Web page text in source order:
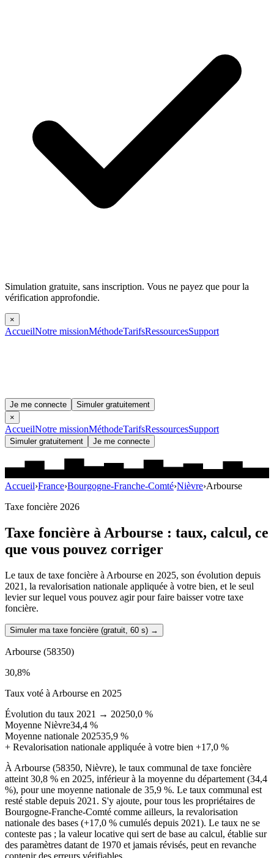
Simulation gratuite, sans inscription. Vous ne payez que pour la
vérification approfondie.
×
AccueilNotre missionMéthodeTarifsRessourcesSupport
Je me connecte
Simuler gratuitement
×
AccueilNotre missionMéthodeTarifsRessourcesSupport
Simuler gratuitement Je me connecte
Accueil›France›Bourgogne-Franche-Comté›Nièvre›Arbourse
Taxe foncière 2026
Taxe foncière àArbourse : taux, calcul, ce
que vous pouvez corriger
Le taux de taxe foncière à Arbourse en 2025, son évolution depuis
2021, la revalorisation nationale appliquée à votre bien, et le seul
levier sur lequel vous pouvez agir pour faire baisser votre taxe
foncière.
Simuler ma taxe foncière (gratuit, 60 s) →
Arbourse (58350)
30,8%
Taux voté à Arbourse en 2025
Évolution du taux 2021 → 20250,0 %
Moyenne Nièvre34,4 %
Moyenne nationale 202535,9 %
+ Revalorisation nationale appliquée à votre bien +17,0 %
À Arbourse (58350, Nièvre), le taux communal de taxe foncière
atteint 30,8 % en 2025, inférieur à la moyenne du département (34,4
%), pour une moyenne nationale de 35,9 %. Le taux communal est
resté stable depuis 2021. S'y ajoute, pour tous les propriétaires de
Bourgogne-Franche-Comté comme ailleurs, la revalorisation
nationale des bases (+17,0 % cumulés depuis 2021). Le taux ne se
conteste pas ; la valeur locative qui sert de base au calcul, établie sur
des paramètres datant de 1970 et jamais révisés, peut en revanche